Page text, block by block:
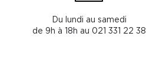
Du lundi au samedi
de 9h à 18h au 021 331 22 38